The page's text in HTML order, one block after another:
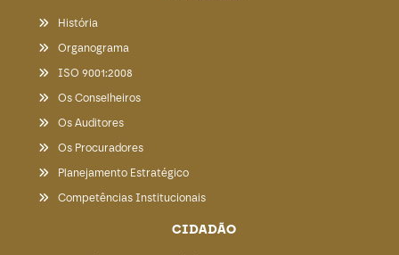
História
Organograma
ISO 9001:2008
Os Conselheiros
Os Auditores
Os Procuradores
Planejamento Estratégico
Competências Institucionais
CIDADÃO